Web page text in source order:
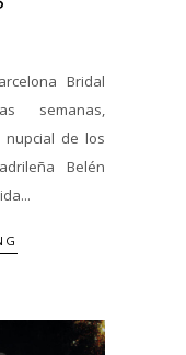
Bridal
semanas,
nupcial de los
Belén